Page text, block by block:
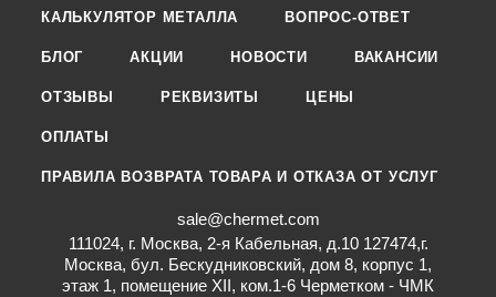
КАЛЬКУЛЯТОР МЕТАЛЛА ВОПРОС-ОТВЕТ
БЛОГ АКЦИИ НОВОСТИ ВАКАНСИИ
ОТЗЫВЫ РЕКВИЗИТЫ ЦЕНЫ
ОПЛАТЫ
ПРАВИЛА ВОЗВРАТА ТОВАРА И ОТКАЗА ОТ УСЛУГ
sale@chermet.com
111024, г. Москва, 2-я Кабельная, д.10 127474,г.
Москва, бул. Бескудниковский, дом 8, корпус 1,
этаж 1, помещение XII, ком.1-6 Черметком - ЧМК